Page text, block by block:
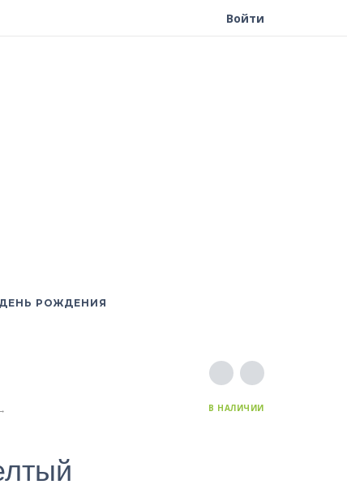
Войти
РОЖДЕНИЯ
В НАЛИЧИИ